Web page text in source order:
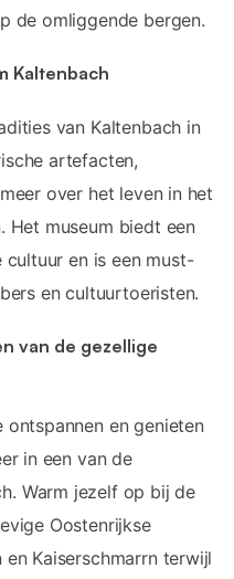
de omliggende bergen.
Kaltenbach
van Kaltenbach in
artefacten,
over het leven in het
Het museum biedt een
en is een must-
en cultuurtoeristen.
van de gezellige
en genieten
in een van de
Warm jezelf op bij de
Oostenrijkse
Kaiserschmarrn terwijl